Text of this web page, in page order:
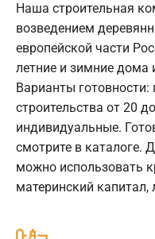
Наша строительная
возведением
европейской части
летние и зимние дома
Варианты
строительства от 20
индивидуальные.
смотрите в каталоге.
можно использовать
материнский